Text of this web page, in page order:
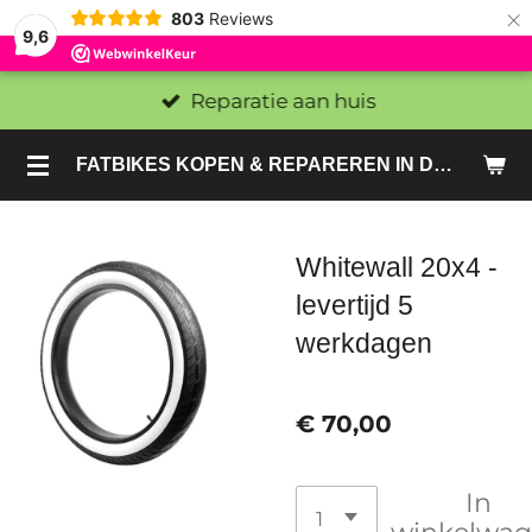
9,6
803 Reviews ×
FATBIKES KOPEN & REPAREREN IN DEN HAAG EN ZOETERMEER - SACHE BIKES
Reparatie aan huis
Whitewall 20x4 -
levertijd 5
werkdagen
€ 70,00
In